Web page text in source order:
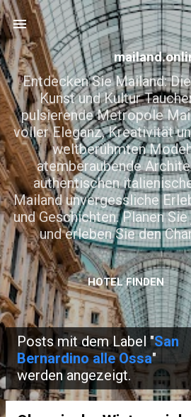
Direkt zum
Entdecken Sie Mailand:
Kunst und Kultur
pulsierende Metropole
voller Eleganz, Kreativität
weltberühmten
atemberaubende
authentischen
Mailand unvergessliche
und Geschichten. Planen
und erleben Sie den
HOTEL FINDEN
P
o
s
Posts mit dem Label "San
Bernardino alle Ossa"
werden angezeigt.